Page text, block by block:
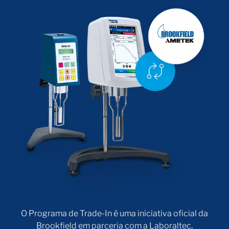
Especificações
Fluidos de Óleo para Viscosímetro Krebs
Brookfield
Viscosidade nominal
(unidades Krebs)
Temperatura
61
73
KU87 87
KU99 99
nosso time técnico. Estamos prontos para ajudar na
definição do padrão mais adequado ao seu processo.
O Programa de Trade-In é uma iniciativa oficial da
Brookfield em parceria com a Laboraltec,